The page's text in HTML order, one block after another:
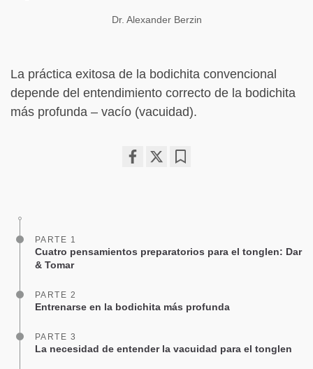
Dr. Alexander Berzin
La práctica exitosa de la bodichita convencional
depende del entendimiento correcto de la bodichita
más profunda – vacío (vacuidad).
PARTE 1
Cuatro pensamientos preparatorios para el tonglen: Dar
& Tomar
PARTE 2
Entrenarse en la bodichita más profunda
PARTE 3
La necesidad de entender la vacuidad para el tonglen